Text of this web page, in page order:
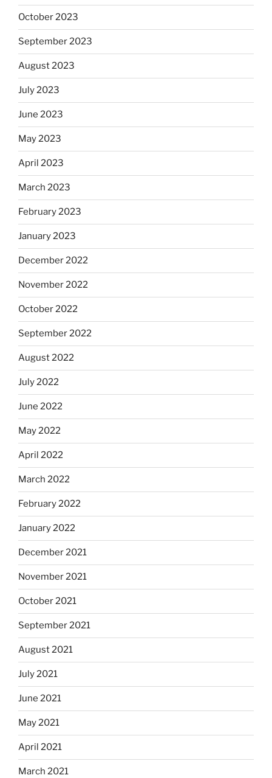
October 2023
September 2023
August 2023
July 2023
June 2023
May 2023
April 2023
March 2023
February 2023
January 2023
December 2022
November 2022
October 2022
September 2022
August 2022
July 2022
June 2022
May 2022
April 2022
March 2022
February 2022
January 2022
December 2021
November 2021
October 2021
September 2021
August 2021
July 2021
June 2021
May 2021
April 2021
March 2021